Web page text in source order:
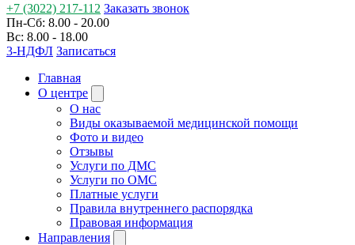
+7 (3022) 217-112 Заказать звонок
Пн-Сб: 8.00 - 20.00
Вс: 8.00 - 18.00
3-НДФЛ Записаться
Главная
О центре
О нас
Виды оказываемой медицинской помощи
Фото и видео
Отзывы
Услуги по ДМС
Услуги по ОМС
Платные услуги
Правила внутреннего распорядка
Правовая информация
Направления